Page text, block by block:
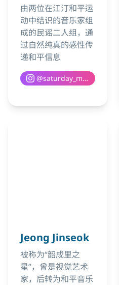
由两位在江汀和平运
动中结识的音乐家组
成的民谣二人组，通
过自然纯真的感性传
递和平信息
@saturday_moredo
Jeong Jinseok
被称为“韶成里之
星”，曾是视觉艺术
家，后转为和平音乐